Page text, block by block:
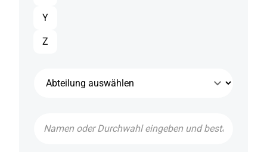
Y
Z
oder